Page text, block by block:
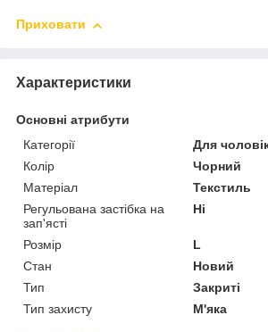
Приховати
Характеристики
Основні атрибути
Категорії
Для
Колір
Чорний
Матеріал
Текстиль
Регульована застібка на
зап'ясті
Ні
Розмір
L
Стан
Новий
Тип
Закриті
Тип захисту
М'яка